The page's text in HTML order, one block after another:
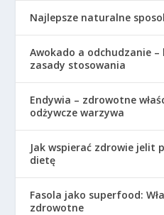
Najlepsze naturalne
Awokado a odchudzanie
zasady stosowania
Endywia – zdrowotne
odżywcze warzywa
Jak wspierać zdrowie jelit
dietę
Fasola jako superfood:
zdrowotne